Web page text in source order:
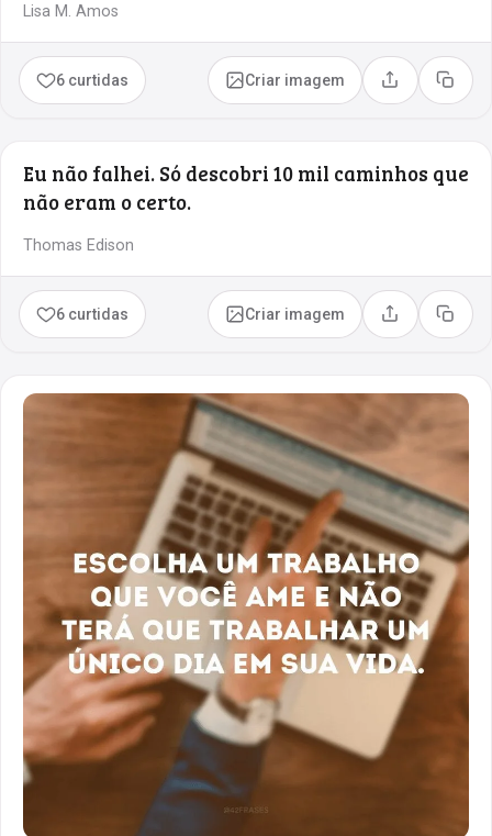
Lisa M. Amos
6 curtidas Criar imagem Compartilhar
Copiar
Eu não falhei. Só descobri 10 mil caminhos que
não eram o certo.
Thomas Edison
6 curtidas Criar imagem Compartilhar
Copiar